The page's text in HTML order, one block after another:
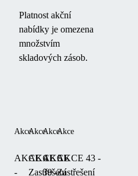
Platnost akční
nabídky je omezena
množstvím
skladových zásob.
Akce
AKCE 4
-
Akce
AKCE 5 -
Zastřešení
Akce
AKCE
39 -
Akce
AKCE 43 -
Zastřešení